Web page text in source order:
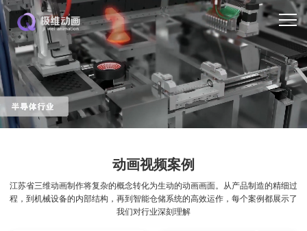
动画视频案例
江苏省三维动画制作将复杂的概念转化为生动的动画画面。从产品制造的精细过
程，到机械设备的内部结构，再到智能仓储系统的高效运作，每个案例都展示了
我们对行业深刻理解